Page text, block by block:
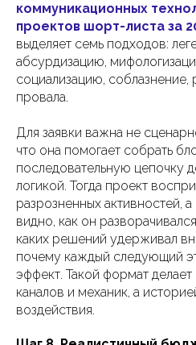
коммуникационных
проектов шорт-листа за
выделяет семь подходов:
абсурдизацию,
социализацию, соблазнение,
провала.
Для заявки важна не
что она помогает собрать
последовательную цепочку
логикой. Тогда проект
разрозненных активностей,
видно, как он
каких решений удерживал
почему каждый следующий
эффект. Такой формат
каналов и механик, а
воздействия.